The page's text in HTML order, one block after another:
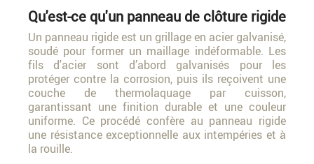
Qu'est-ce qu'un panneau de clôture rigide
Un panneau rigide est un grillage en acier galvanisé,
soudé pour former un maillage indéformable. Les
fils d'acier sont d’abord galvanisés pour les
protéger contre la corrosion, puis ils reçoivent une
couche de thermolaquage par cuisson,
garantissant une finition durable et une couleur
uniforme. Ce procédé confère au panneau rigide
une résistance exceptionnelle aux intempéries et à
la rouille.